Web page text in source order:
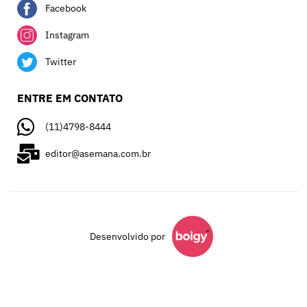
Facebook
Instagram
Twitter
ENTRE EM CONTATO
(11)4798-8444
editor@asemana.com.br
Desenvolvido por